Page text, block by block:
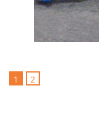
1 2